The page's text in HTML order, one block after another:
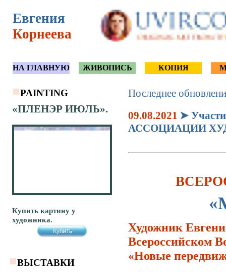
Евгения
Корнеева
НА ГЛАВНУЮ ЖИВОПИСЬ КОПИЯ
PAINTING
«ПЛЕНЭР ИЮЛЬ».
Купить картину у
художника.
ВЫСТАВКИ
Последнее
09.08.2021 ➤
АССОЦИАЦИИ
Художник
Всероссийском
«Новые